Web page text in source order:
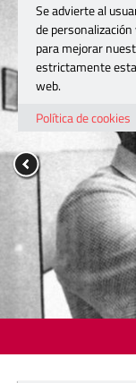
Se advierte al
de
para mejorar
estrictamente
web.
Política de cookies